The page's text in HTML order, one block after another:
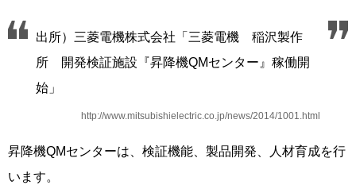
出所）三菱電機株式会社「三菱電機 稲沢製作
所 開発検証施設『昇降機QMセンター』稼働開
始」
http://www.mitsubishielectric.co.jp/news/2014/1001.html
昇降機QMセンターは、検証機能、製品開発、人材育成を行
います。